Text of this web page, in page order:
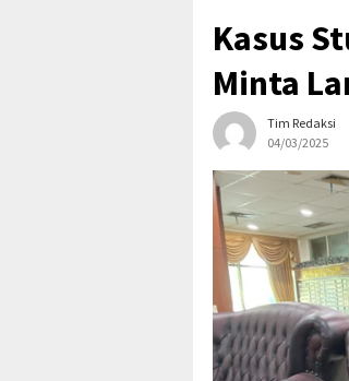
Kasus
Minta
Tim Redaksi
04/03/2025